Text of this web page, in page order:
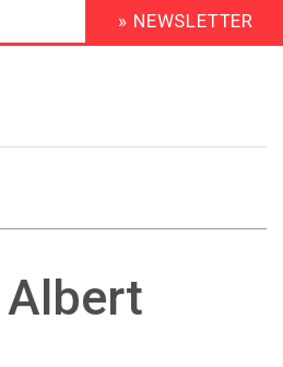
HEADER
MENU
» NEWSLETTER
Albert